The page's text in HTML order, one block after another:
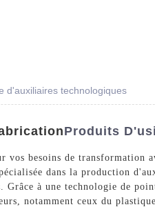
d'auxiliaires technologiques
Produits
vos besoins de
dans la production
à une technologie de
notamment ceux du